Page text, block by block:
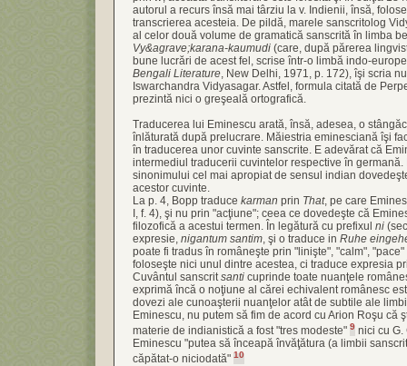
autorul a recurs însă mai târziu la v. Indienii, însă,
transcrierea acesteia. De pildă, marele sanscritolog
al celor două volume de gramatică sanscrită în limba
Vy&agrave;karana-kaumudi (care, după părerea
bune lucrări de acest fel, scrise într-o limbă indo-
Bengali Literature, New Delhi, 1971, p. 172), îşi scria
Iswarchandra Vidyasagar. Astfel, formula citată de
prezintă nici o greşeală ortografică.
Traducerea lui Eminescu arată, însă, adesea, o
înlăturată după prelucrare. Măiestria eminesciană îşi
în traducerea unor cuvinte sanscrite. E adevărat că
intermediul traducerii cuvintelor respective în germană.
sinonimului cel mai apropiat de sensul indian
acestor cuvinte.
La p. 4, Bopp traduce karman prin That, pe care
I, f. 4), şi nu prin "acţiune"; ceea ce dovedeşte că
filozofică a acestui termen. În legătură cu prefixul ni
expresie, nigantum santim, şi o traduce in Ruhe
poate fi tradus în româneşte prin "linişte", "calm",
foloseşte nici unul dintre acestea, ci traduce expresia
Cuvântul sanscritsanti cuprinde toate nuanţele
exprimă încă o noţiune al cărei echivalent românesc
dovezi ale cunoaşterii nuanţelor atât de subtile ale
Eminescu, nu putem să fim de acord cu Arion Roşu că
materie de indianistică a fost "tres modeste" 9 nici cu G.
Eminescu "putea să înceapă învăţătura (a limbii
căpătat-o niciodată" 10